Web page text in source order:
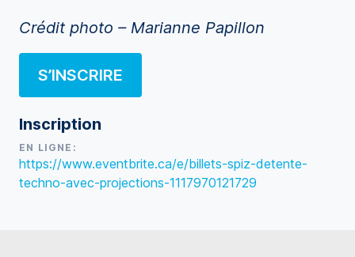
Crédit photo – Marianne Papillon
S’INSCRIRE
Inscription
EN LIGNE:
https://www.eventbrite.ca/e/billets-spiz-detente-
techno-avec-projections-1117970121729